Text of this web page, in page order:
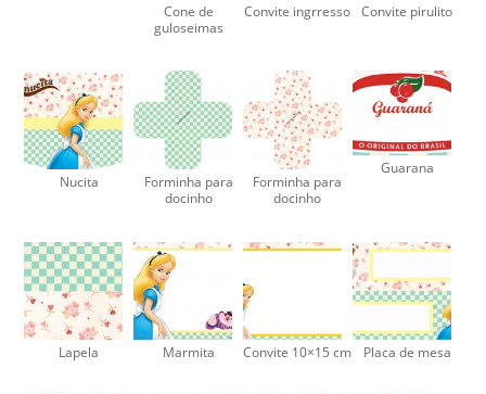
Cone de
guloseimas
Convite ingrresso Convite pirulito
Nucita
Forminha para
docinho
Forminha para
docinho
Guarana
Lapela Marmita Convite 10×15 cm Placa de mesa